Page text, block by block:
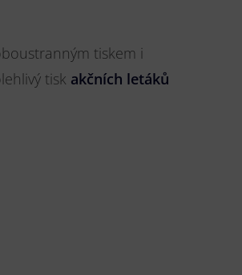
tiskem i
tisk akčních letáků